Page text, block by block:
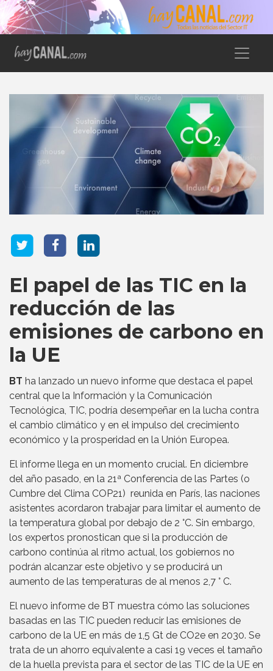
El papel de las TIC en la
reducción de las
emisiones de carbono en
la UE
BT ha lanzado un nuevo informe que destaca el papel
central que la Información y la Comunicación
Tecnológica, TIC, podría desempeñar en la lucha contra
el cambio climático y en el impulso del crecimiento
económico y la prosperidad en la Unión Europea.
El informe llega en un momento crucial. En diciembre
del año pasado, en la 21ª Conferencia de las Partes (o
Cumbre del Clima COP21) reunida en París, las naciones
asistentes acordaron trabajar para limitar el aumento de
la temperatura global por debajo de 2 °C. Sin embargo,
los expertos pronostican que si la producción de
carbono continúa al ritmo actual, los gobiernos no
podrán alcanzar este objetivo y se producirá un
aumento de las temperaturas de al menos 2,7 ° C.
El nuevo informe de BT muestra cómo las soluciones
basadas en las TIC pueden reducir las emisiones de
carbono de la UE en más de 1,5 Gt de CO2e en 2030. Se
trata de un ahorro equivalente a casi 19 veces el tamaño
de la huella prevista para el sector de las TIC de la UE en